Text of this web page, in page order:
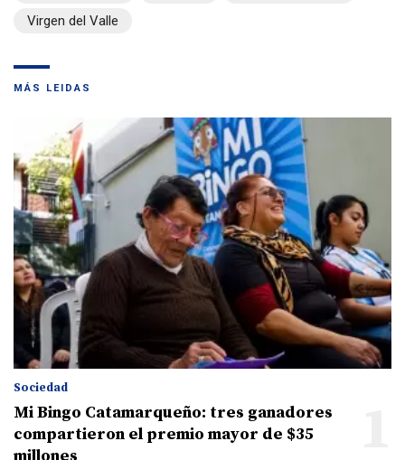
Virgen del Valle
MÁS LEIDAS
Sociedad
Mi Bingo Catamarqueño: tres ganadores
compartieron el premio mayor de $35